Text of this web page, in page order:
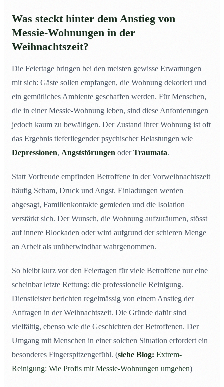
Was steckt hinter dem Anstieg von
Messie-Wohnungen in der
Weihnachtszeit?
Die Feiertage bringen bei den meisten gewisse Erwartungen
mit sich: Gäste sollen empfangen, die Wohnung dekoriert und
ein gemütliches Ambiente geschaffen werden. Für Menschen,
die in einer Messie-Wohnung leben, sind diese Anforderungen
jedoch kaum zu bewältigen. Der Zustand ihrer Wohnung ist oft
das Ergebnis tieferliegender psychischer Belastungen wie
Depressionen, Angststörungen oderTraumata.
Statt Vorfreude empfinden Betroffene in der Vorweihnachtszeit
häufig Scham, Druck und Angst. Einladungen werden
abgesagt, Familienkontakte gemieden und die Isolation
verstärkt sich. Der Wunsch, die Wohnung aufzuräumen, stösst
auf innere Blockaden oder wird aufgrund der schieren Menge
an Arbeit als unüberwindbar wahrgenommen.
So bleibt kurz vor den Feiertagen für viele Betroffene nur eine
scheinbar letzte Rettung: die professionelle Reinigung.
Dienstleister berichten regelmässig von einem Anstieg der
Anfragen in der Weihnachtszeit. Die Gründe dafür sind
vielfältig, ebenso wie die Geschichten der Betroffenen. Der
Umgang mit Menschen in einer solchen Situation erfordert ein
besonderes Fingerspitzengefühl. (siehe Blog: Extrem-
Reinigung: Wie Profis mit Messie-Wohnungen umgehen)